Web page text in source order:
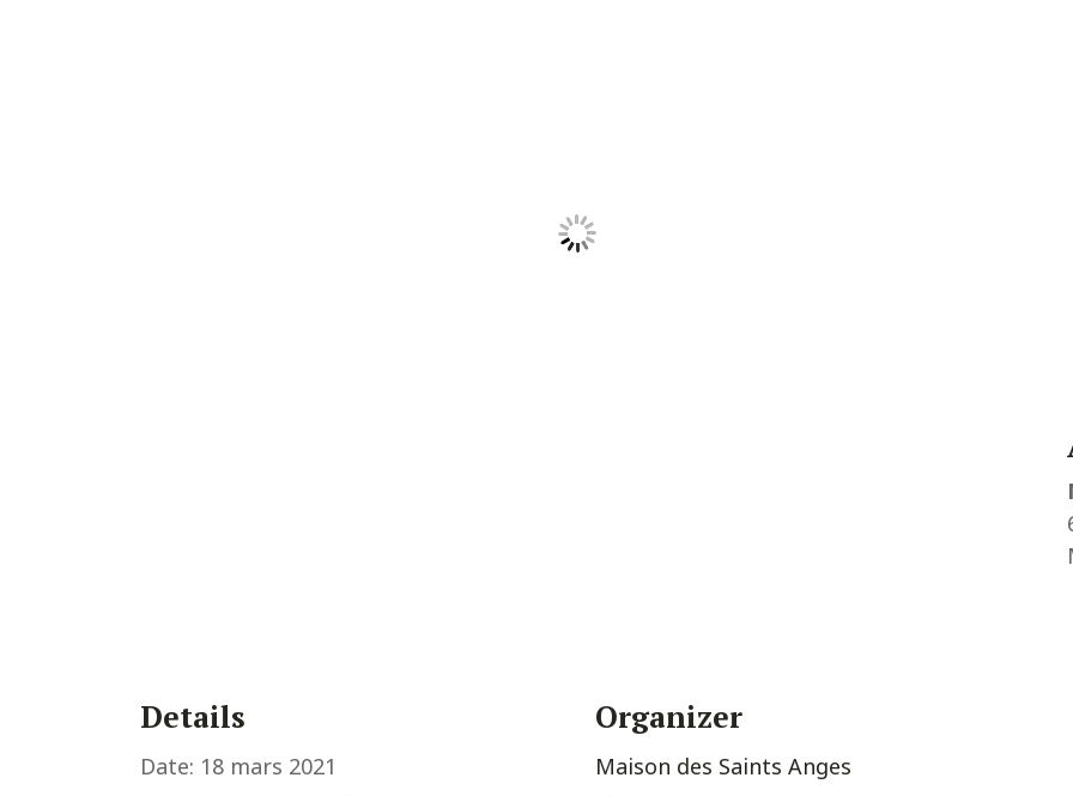
Details
Date: 18 mars 2021
Organizer
Maison des Saints Anges